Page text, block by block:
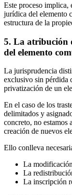
Este proceso implica,
jurídica del elemento
estructura de la
5. La atribución
del elemento
La jurisprudencia
exclusivo sin pérdida
privatización de un
En el caso de los
delimitados y
concreto, no estamos
creación de nuevos
Ello conlleva
La
La
La inscripción